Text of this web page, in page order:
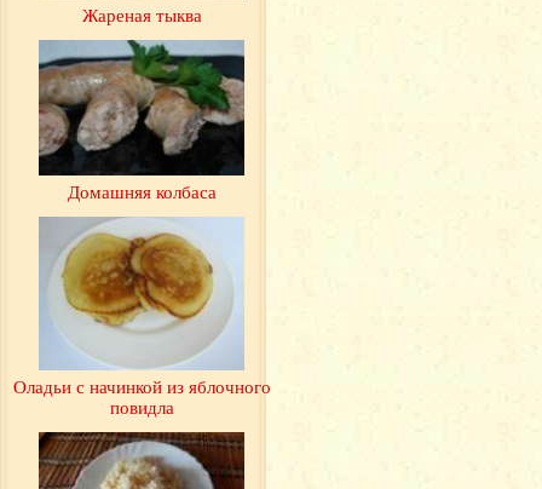
Жареная тыква
Домашняя колбаса
Оладьи с начинкой из яблочного
повидла